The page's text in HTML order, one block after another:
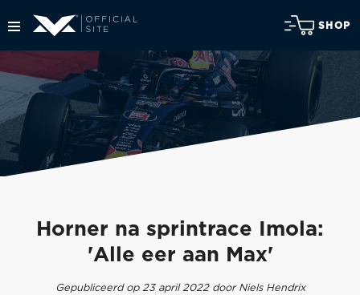
SHOP
Horner na sprintrace Imola:
'Alle eer aan Max'
Gepubliceerd op 23 april 2022 door Niels Hendrix